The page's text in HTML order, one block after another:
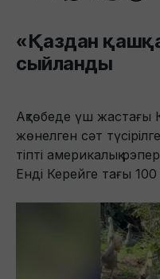
«Қаздан
сыйланды
Ақтөбеде үш жастағы
жөнелген сәт
тіпті америкалық
Енді Керейге тағы 100